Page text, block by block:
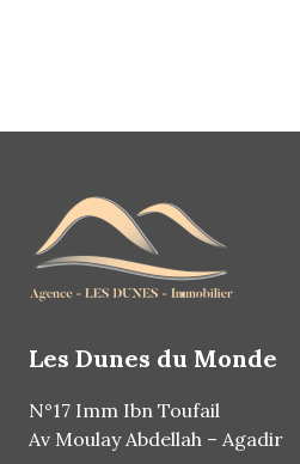
Les Dunes du Monde
N°17 Imm Ibn Toufail
Av Moulay Abdellah – Agadir